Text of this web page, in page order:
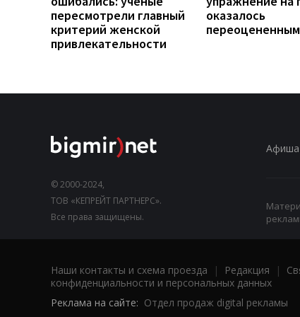
пересмотрели главный
критерий женской
привлекательности
оказалось
переоцененным
© 2000-2024,
ТОВ «КЕПРЕЙТ ПАРТНЕРС».
Все права защищены.
Афиша
Наши контакты и схема проезда | Редакция |
конфиденциальности и персональных данных
Реклама на сайте: Отдел продаж digital рекламы